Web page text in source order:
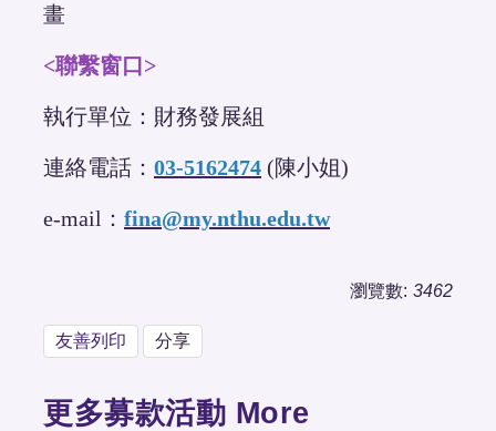
畫
<聯繫窗口>
執行單位：財務發展組
連絡電話： 03-5162474 (陳小姐)
e-mail： fina@my.nthu.edu.tw
瀏覽數: 3462
友善列印 分享
更多募款活動 More